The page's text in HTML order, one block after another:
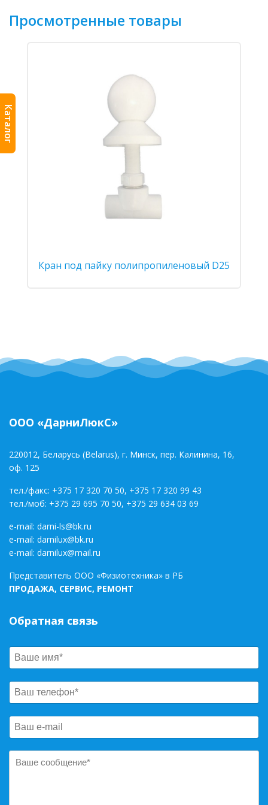
Каталог
Просмотренные товары
Кран под пайку полипропиленовый D25
ООО «ДарниЛюкС»
220012, Беларусь (Belarus), г. Минск, пер. Калинина, 16,
оф. 125
тел./факс: +375 17 320 70 50, +375 17 320 99 43
тел./моб: +375 29 695 70 50, +375 29 634 03 69
e-mail: darni-ls@bk.ru
e-mail: darnilux@bk.ru
e-mail: darnilux@mail.ru
Представитель ООО «Физиотехника» в РБ
ПРОДАЖА, СЕРВИС, РЕМОНТ
Обратная связь